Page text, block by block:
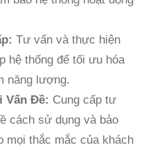
Tư vấn và thực hiện
hệ thống để tối ưu hóa
năng lượng.
Vấn Đề: Cung cấp tư
cách sử dụng và bảo
mọi thắc mắc của khách